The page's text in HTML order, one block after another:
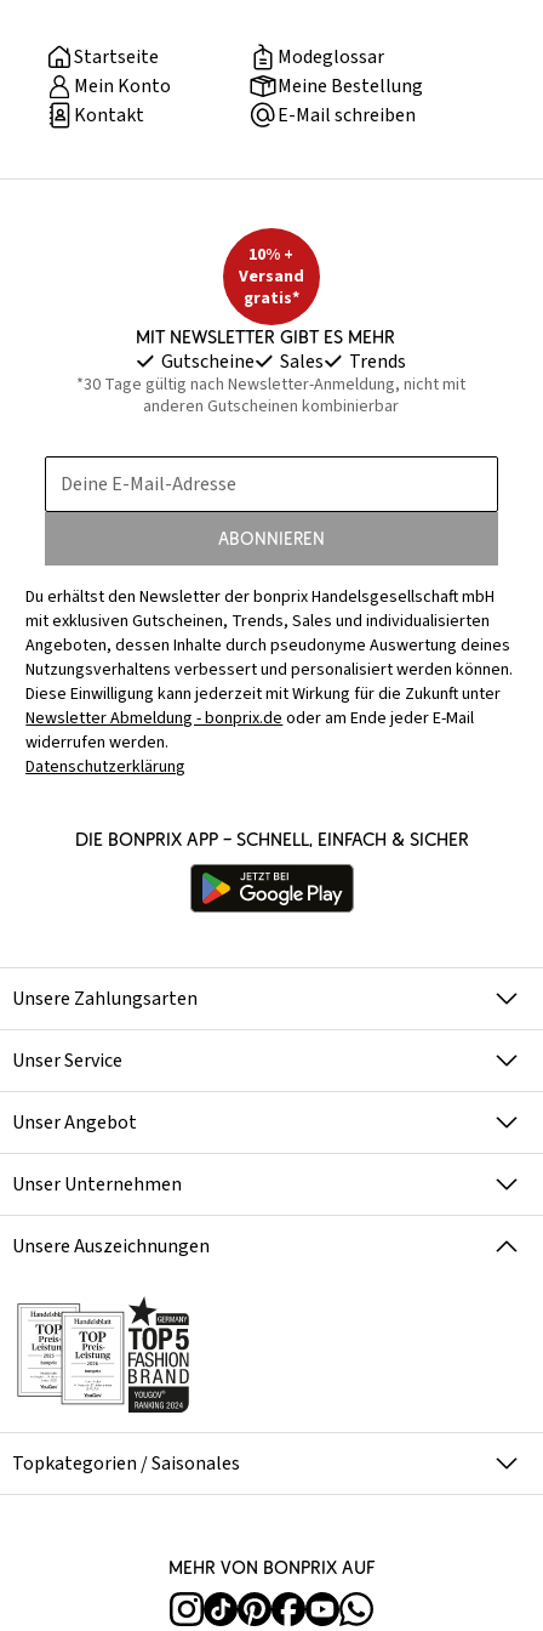
Startseite
Modeglossar
Mein Konto
Meine Bestellung
Kontakt
E-Mail schreiben
10% +
Versand
gratis*
Mit Newsletter gibt es mehr
Gutscheine Sales Trends
*30 Tage gültig nach Newsletter-Anmeldung, nicht mit
anderen Gutscheinen kombinierbar
Deine E-Mail-Adresse
Abonnieren
Du erhältst den Newsletter der bonprix Handelsgesellschaft mbH
mit exklusiven Gutscheinen, Trends, Sales und individualisierten
Angeboten, dessen Inhalte durch pseudonyme Auswertung deines
Nutzungsverhaltens verbessert und personalisiert werden können.
Diese Einwilligung kann jederzeit mit Wirkung für die Zukunft unter
Newsletter Abmeldung - bonprix.deoder am Ende jeder E-Mail
widerrufen werden.
Datenschutzerklärung
Die bonprix App – schnell, einfach & sicher
Unsere Zahlungsarten
Unser Service
Unser Angebot
Unser Unternehmen
Unsere Auszeichnungen
Topkategorien / Saisonales
Mehr von bonprix auf